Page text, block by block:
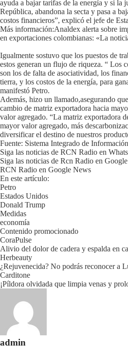
ayuda a bajar tarifas de la energía y si la
República, abandona la secta y pasa a
costos financieros”, explicó el jefe de
Más información:Analdex alerta sobre
en exportaciones colombianas: «La
Igualmente sostuvo que los puestos de
estos generan un flujo de riqueza. “ Los
son los de falta de asociatividad, los
tierra, y los costos de la energía, para
manifestó Petro.
Además, hizo un llamado,asegurando
cambio de matriz exportadora hacia
valor agregado. “La matriz exportadora
mayor valor agregado, más
diversificar el destino de nuestros
Fuente: Sistema Integrado de Información
Siga las noticias de RCN Radio en
Siga las noticias de Rcn Radio en
RCN Radio en Google News
En este artículo:
Petro
Estados Unidos
Donald Trump
Medidas
economía
Contenido promocionado
CoraPulse
Alivio del dolor de cadera y espalda en
Herbeauty
¿Rejuvenecida? No podrás reconocer a
Carditone
¡Píldora olvidada que limpia venas y
admin